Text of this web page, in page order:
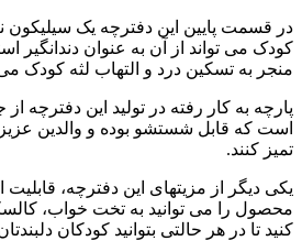
در قسمت پایین این دفترچه یک سیلیکون
کودک می تواند از آن به عنوان دندانگیر
منجر به تسکین درد و التهاب لثه کودک
پارچه به کار رفته در تولید این دفترچه
است که قابل شستشو بوده و والدین عزیز
تمیز کنند.
یکی دیگر از مزیتهای این دفترچه،
محصول را می توانید به تخت خواب،
کنید تا در هر حالتی بتوانید کودکان